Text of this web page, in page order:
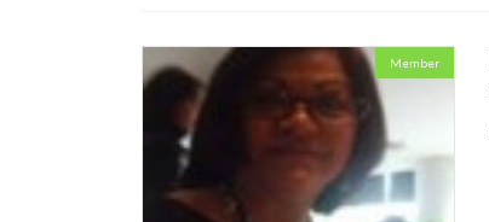
Member